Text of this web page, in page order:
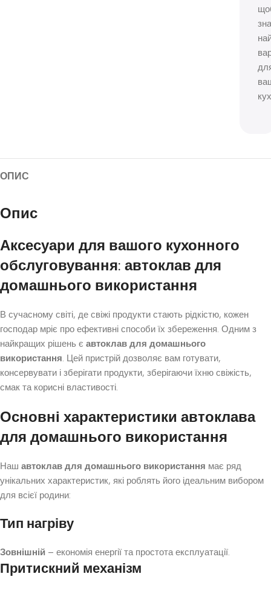
ОПИС
Опис
Аксесуари для вашого кухонного
обслуговування: автоклав для
домашнього використання
В сучасному світі, де свіжі продукти стають рідкістю, кожен
господар мріє про ефективні способи їх збереження. Одним з
найкращих рішень є автоклав для домашнього
використання. Цей пристрій дозволяє вам готувати,
консервувати і зберігати продукти, зберігаючи їхню свіжість,
смак та корисні властивості.
Основні характеристики автоклава
для домашнього використання
Наш автоклав для домашнього використання має ряд
унікальних характеристик, які роблять його ідеальним вибором
для всієї родини:
Тип нагріву
Зовнішній – економія енергії та простота експлуатації.
Притискний механізм